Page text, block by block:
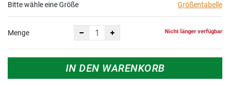
Bitte wähle eine Größe
Größentabelle
Menge Nicht länger verfügbar
IN DEN WARENKORB